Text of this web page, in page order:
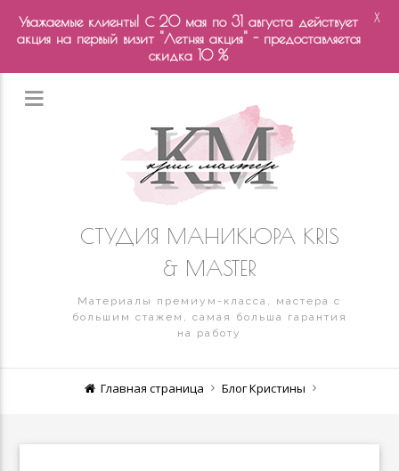
СТУДИЯ МАНИКЮРА KRIS
& MASTER
Материалы премиум-класса, мастера с
большим стажем, самая больша гарантия
на работу
Главная страница Блог Кристины
Уважаемые клиенты! С 20 мая по 31 августа действует
акция на первый визит "Летняя акция" - предоставляется
скидка 10 %
X